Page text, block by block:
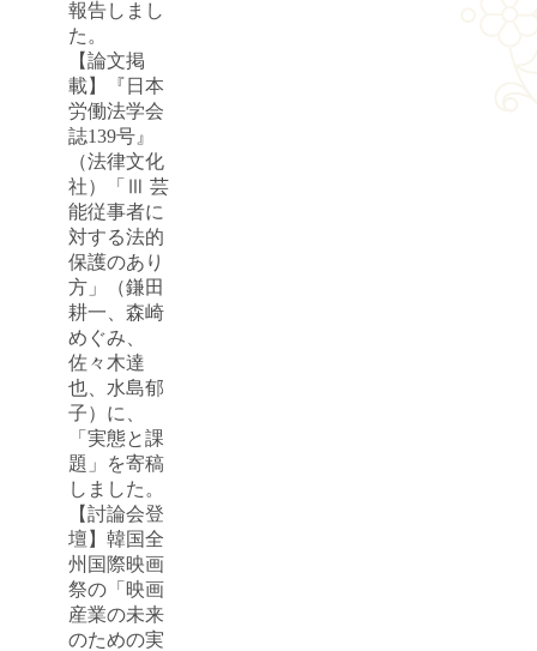
報告しまし
た。
【論文掲
載】『日本
労働法学会
誌139号』
（法律文化
社）「Ⅲ 芸
能従事者に
対する法的
保護のあり
方」（鎌田
耕一、森崎
めぐみ、
佐々木達
也、水島郁
子）に、
「実態と課
題」を寄稿
しました。
【討論会登
壇】韓国全
州国際映画
祭の「映画
産業の未来
のための実